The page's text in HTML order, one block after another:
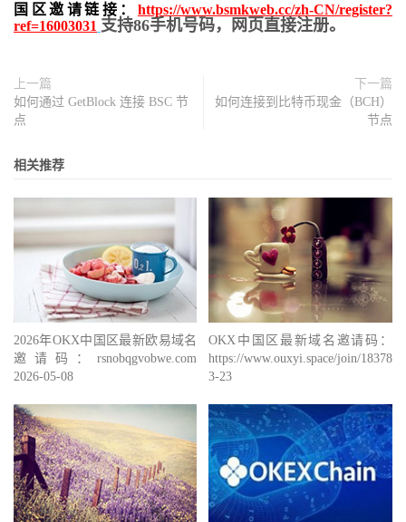
国区邀请链接： https://www.bsmkweb.cc/zh-CN/register?
ref=16003031 支持86手机号码，网页直接注册。
上一篇
如何通过 GetBlock 连接 BSC 节
点
下一篇
如何连接到比特币现金（BCH）
节点
相关推荐
2026年OKX中国区最新欧易域名
邀请码：rsnobqgvobwe.com
2026-05-08
OKX中国区最新域名邀请码：
https://www.ouxyi.space/join/1837888
3-23